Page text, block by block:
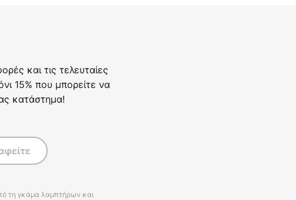
και τις τελευταίες
15% που μπορείτε να
κατάστημα!
τη γκάμα λαμπτήρων και